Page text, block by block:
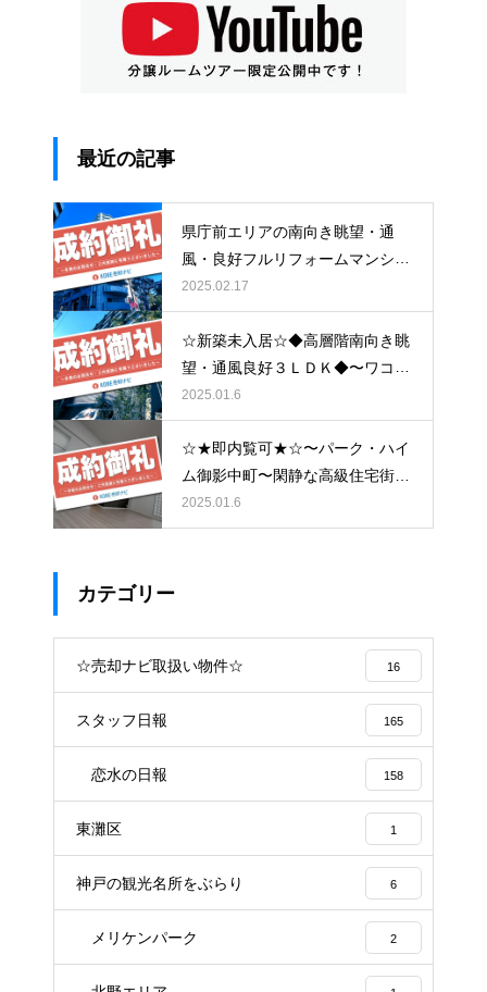
最近の記事
県庁前エリアの南向き眺望・通
風・良好フルリフォームマンショ
ン〜ランデージ神戸・山の手館〜
2025.02.17
☆新築未入居☆◆高層階南向き眺
望・通風良好３ＬＤＫ◆〜ワコー
レシティ神戸元町〜
2025.01.6
☆★即内覧可★☆〜パーク・ハイ
ム御影中町〜閑静な高級住宅街と
大型商業施設の利便性が両立した
低層マンション〜
2025.01.6
カテゴリー
☆売却ナビ取扱い物件☆ 16
スタッフ日報 165
恋水の日報 158
東灘区 1
神戸の観光名所をぶらり 6
メリケンパーク 2